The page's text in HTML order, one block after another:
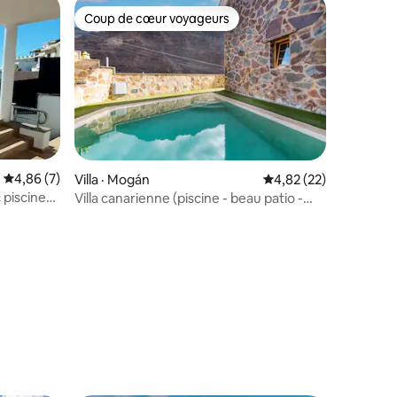
Note moyenne de 4,86 sur 5, 7 commentaires
4,86 (7)
piscine
Coup de cœur voyageurs
Coup de cœur voyageurs
Villa · Mogán Note moyenne de
4,82 (22)
Villa canarienne (piscine - beau patio -